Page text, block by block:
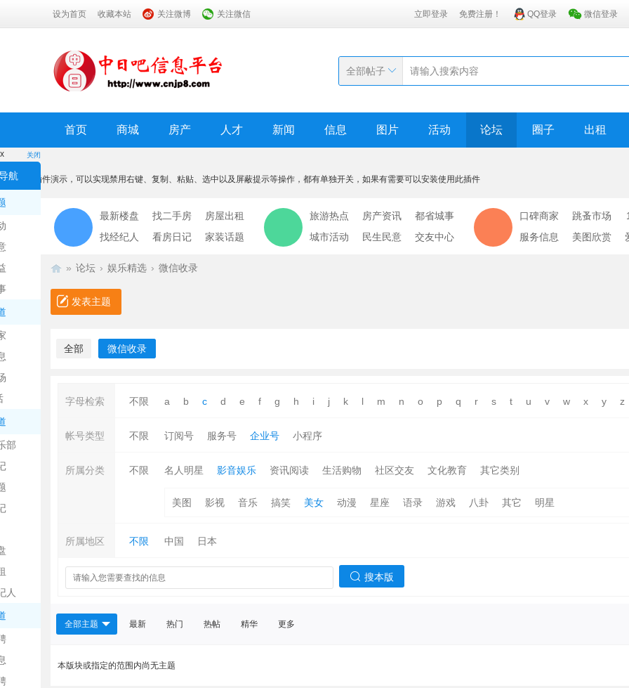
设为首页 收藏本站 关注微博 关注微信 立即登录 免费注册！ QQ登录 微信登录
全部帖子
首页 商城 房产 人才 新闻 信息 图片 活动 论坛 圈子 出租
关闭
航
部
人
x
本功能为插件演示，可以实现禁用右键、复制、粘贴、选中以及屏蔽提示等操作，都有单独开关，如果有需要可以安装使用此插件
我知道了
最新楼盘 找二手房
房屋出租
找经纪人
看房日记 家装话题
旅游热点 房产资讯
都省城事
城市活动
民生民意 交友中心
口碑商家 跳蚤市场
服务信息
美图欣赏
» 论坛 › 娱乐精选 › 微信收录
发表主题
全部 微信收录
字母检索 不限 a b c d e f g h i j k l m n o p q r s t u v w x y z
帐号类型 不限 订阅号 服务号 企业号 小程序
所属分类 不限 名人明星 影音娱乐 资讯阅读 生活购物 社区交友 文化教育 其它类别
美图 影视 音乐 搞笑 美女 动漫 星座 语录 游戏 八卦 其它 明星
所属地区 不限 中国 日本
搜本版
全部主题 最新 热门 热帖 精华 更多
本版块或指定的范围内尚无主题